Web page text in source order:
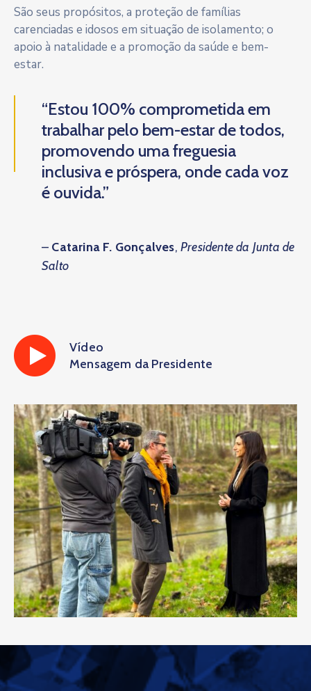
São seus propósitos, a proteção de famílias
carenciadas e idosos em situação de isolamento; o
apoio à natalidade e a promoção da saúde e bem-
estar.
“Estou 100% comprometida em
trabalhar pelo bem-estar de todos,
promovendo uma freguesia
inclusiva e próspera, onde cada voz
é ouvida.”
– Catarina F. Gonçalves, Presidente da Junta de
Salto
Vídeo
Mensagem da Presidente